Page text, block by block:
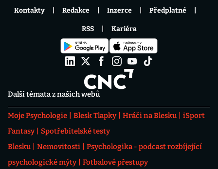
Další témata z našich webů
Moje Psychologie Blesk Tlapky Hráči na Blesku
iSport
Fantasy
Spotřebitelské testy
Blesku
Nemovitosti
Psychologika - podcast rozbíjející
psychologické mýty
Fotbalové přestupy
Kontakty Redakce Inzerce Předplatné
RSS Kariéra